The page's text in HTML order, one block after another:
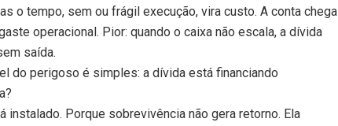
o tempo, sem ou frágil execução, vira custo. A conta chega
operacional. Pior: quando o caixa não escala, a dívida
saída.
do perigoso é simples: a dívida está financiando
Porque sobrevivência não gera retorno. Ela